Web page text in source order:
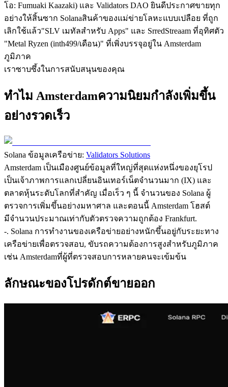
โอ: Fumuaki Kaazaki) และ Validators DAO ยินดีประกาศขายทุก
อย่างให้สิ้นซาก Solanaสินค้าของแม่ข่ายโลหะแบบเปลือย ที่ถูก
เลิกใช้แล้ว"SLV เมทัลสําหรับ Apps" และ SrredStreaam ที่อุทิศตัว
"Metal Ryzen (inth499/เดือน)" ที่เพิ่งบรรจุอยู่ใน Amsterdam
ภูมิภาค
เราซาบซึ้งในการสนับสนุนของคุณ
ทําไม Amsterdamความนิยมกําลังเพิ่มขึ้น
อย่างรวดเร็ว
Solana ข้อมูลเครือข่าย: Validators Solutions
Amsterdam เป็นเมืองศูนย์ข้อมูลที่ใหญ่ที่สุดแห่งหนึ่งของยุโรป
เป็นเจ้าภาพการแลกเปลี่ยนอินเทอร์เน็ตจํานวนมาก (IX) และ
ตลาดหุ้นระดับโลกที่สําคัญ เมื่อเร็ว ๆ นี้ จํานวนของ Solana ผู้
ตรวจการเพิ่มขึ้นอย่างมหาศาล และตอนนี้ Amsterdam โฮสต์
มีจํานวนประมาณเท่ากับตัวตรวจความถูกต้อง Frankfurt.
-. Solana การทํางานของเครือข่ายอย่างหนักขึ้นอยู่กับระยะทาง
เครือข่ายเพื่อตรวจสอบ, ขับรถความต้องการสูงสําหรับภูมิภาค
เช่น Amsterdamที่ผู้ที่ตรวจสอบการหลายคนจะเข้มข้น
ลักษณะของโปรดักต์ขายออก